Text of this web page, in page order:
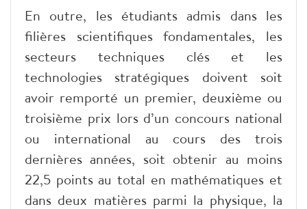
En outre, les étudiants admis dans les
filières scientifiques fondamentales, les
secteurs techniques clés et les
technologies stratégiques doivent soit
avoir remporté un premier, deuxième ou
troisième prix lors d’un concours national
ou international au cours des trois
dernières années, soit obtenir au moins
22,5 points au total en mathématiques et
dans deux matières parmi la physique, la